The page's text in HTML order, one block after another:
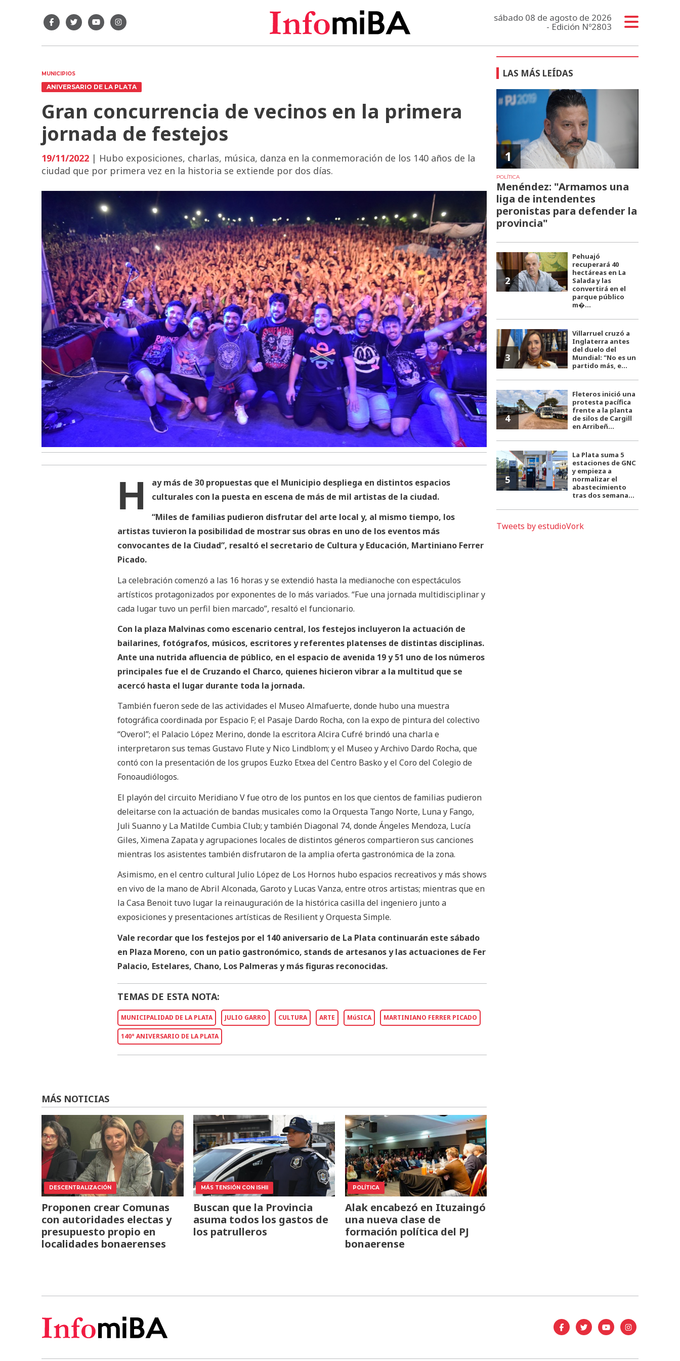
sábado 08 de agosto de 2026
- Edición Nº2803
MUNICIPIOS
ANIVERSARIO DE LA PLATA
Gran concurrencia de vecinos en la primera
jornada de festejos
19/11/2022 | Hubo exposiciones, charlas, música, danza en la conmemoración de los 140 años de la
ciudad que por primera vez en la historia se extiende por dos días.
H
ay más de 30 propuestas que el Municipio despliega en distintos espacios
culturales con la puesta en escena de más de mil artistas de la ciudad.
“Miles de familias pudieron disfrutar del arte local y, al mismo tiempo, los
artistas tuvieron la posibilidad de mostrar sus obras en uno de los eventos más
convocantes de la Ciudad”, resaltó el secretario de Cultura y Educación, Martiniano Ferrer
Picado.
La celebración comenzó a las 16 horas y se extendió hasta la medianoche con espectáculos
artísticos protagonizados por exponentes de lo más variados. “Fue una jornada multidisciplinar y
cada lugar tuvo un perfil bien marcado”, resaltó el funcionario.
Con la plaza Malvinas como escenario central, los festejos incluyeron la actuación de
bailarines, fotógrafos, músicos, escritores y referentes platenses de distintas disciplinas.
Ante una nutrida afluencia de público, en el espacio de avenida 19 y 51 uno de los números
principales fue el de Cruzando el Charco, quienes hicieron vibrar a la multitud que se
acercó hasta el lugar durante toda la jornada.
También fueron sede de las actividades el Museo Almafuerte, donde hubo una muestra
fotográfica coordinada por Espacio F; el Pasaje Dardo Rocha, con la expo de pintura del colectivo
“Overol”; el Palacio López Merino, donde la escritora Alcira Cufré brindó una charla e
interpretaron sus temas Gustavo Flute y Nico Lindblom; y el Museo y Archivo Dardo Rocha, que
contó con la presentación de los grupos Euzko Etxea del Centro Basko y el Coro del Colegio de
Fonoaudiólogos.
El playón del circuito Meridiano V fue otro de los puntos en los que cientos de familias pudieron
deleitarse con la actuación de bandas musicales como la Orquesta Tango Norte, Luna y Fango,
Juli Suanno y La Matilde Cumbia Club; y también Diagonal 74, donde Ángeles Mendoza, Lucía
Giles, Ximena Zapata y agrupaciones locales de distintos géneros compartieron sus canciones
mientras los asistentes también disfrutaron de la amplia oferta gastronómica de la zona.
Asimismo, en el centro cultural Julio López de Los Hornos hubo espacios recreativos y más shows
en vivo de la mano de Abril Alconada, Garoto y Lucas Vanza, entre otros artistas; mientras que en
la Casa Benoit tuvo lugar la reinauguración de la histórica casilla del ingeniero junto a
exposiciones y presentaciones artísticas de Resilient y Orquesta Simple.
Vale recordar que los festejos por el 140 aniversario de La Plata continuarán este sábado
en Plaza Moreno, con un patio gastronómico, stands de artesanos y las actuaciones de Fer
Palacio, Estelares, Chano, Los Palmeras y más figuras reconocidas.
TEMAS DE ESTA NOTA:
MUNICIPALIDAD DE LA PLATA JULIO GARRO CULTURA ARTE MúSICA MARTINIANO FERRER PICADO
140° ANIVERSARIO DE LA PLATA
MÁS NOTICIAS
DESCENTRALIZACIÓN
Proponen crear Comunas
con autoridades electas y
presupuesto propio en
localidades bonaerenses
MÁS TENSIÓN CON ISHII
Buscan que la Provincia
asuma todos los gastos de
los patrulleros
POLÍTICA
Alak encabezó en Ituzaingó
una nueva clase de
formación política del PJ
bonaerense
LAS MÁS LEÍDAS
1
POLÍTICA
Menéndez: "Armamos una
liga de intendentes
peronistas para defender la
provincia"
2
Pehuajó
recuperará 40
hectáreas en La
Salada y las
convertirá en el
parque público
m�...
3
Villarruel cruzó a
Inglaterra antes
del duelo del
Mundial: "No es un
partido más, e...
4
Fleteros inició una
protesta pacífica
frente a la planta
de silos de Cargill
en Arribeñ...
5
La Plata suma 5
estaciones de GNC
y empieza a
normalizar el
abastecimiento
tras dos semana...
Tweets by estudioVork